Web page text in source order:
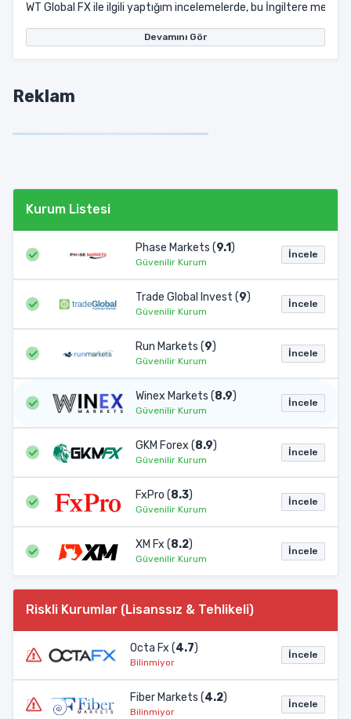
WT Global FX ile ilgili yaptığım incelemelerde, bu İngiltere
Devamını Gör
Reklam
Kurum Listesi
Phase Markets (9.1)
Güvenilir Kurum
İncele
Trade Global Invest (9)
Güvenilir Kurum
İncele
Run Markets (9)
Güvenilir Kurum
İncele
Winex Markets (8.9)
Güvenilir Kurum
İncele
GKM Forex (8.9)
Güvenilir Kurum
İncele
FxPro (8.3)
Güvenilir Kurum
İncele
XM Fx (8.2)
Güvenilir Kurum
İncele
Riskli Kurumlar (Lisanssız & Tehlikeli)
Octa Fx (4.7)
Bilinmiyor
İncele
Fiber Markets (4.2)
Bilinmiyor
İncele